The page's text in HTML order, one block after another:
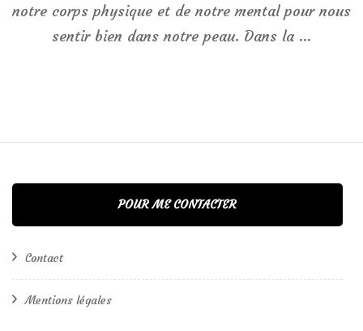
notre corps physique et de notre mental pour nous
sentir bien dans notre peau. Dans la …
POUR ME CONTACTER
Contact
Mentions légales